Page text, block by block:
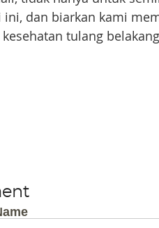
dan biarkan kami
tulang